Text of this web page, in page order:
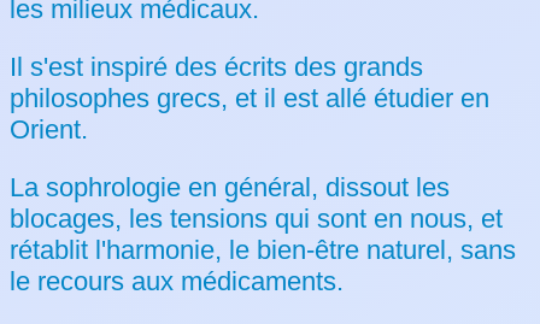
les milieux médicaux.
Il s'est inspiré des écrits des grands
philosophes grecs, et il est allé étudier en
Orient.
La sophrologie en général, dissout les
blocages, les tensions qui sont en nous, et
rétablit l'harmonie, le bien-être naturel, sans
le recours aux médicaments.